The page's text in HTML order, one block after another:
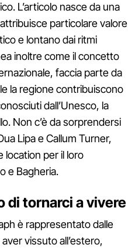
L’articolo nasce da una
particolare valore
e lontano dai ritmi
inoltre come il concetto
faccia parte da
la regione contribuiscono
dall’Unesco, la
Non c’è da sorprendersi
Lipa e Callum Turner,
location per il loro
e Bagheria.
di tornarci a vivere
è rappresentato dalle
vissuto all’estero,